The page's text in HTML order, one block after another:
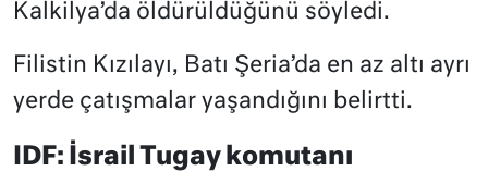
Kalkilya’da öldürüldüğünü söyledi.
Filistin Kızılayı, Batı Şeria’da en az altı ayrı
yerde çatışmalar yaşandığını belirtti.
IDF: İsrail Tugay komutanı